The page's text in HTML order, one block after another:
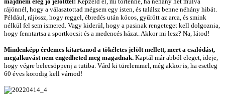
rájönnél, hogy a választottad mégsem egy isten, és találsz benne néhány hibát.
Például, rájössz, hogy reggel, ébredés után kócos, gyűrött az arca, és smink
nélkül fel sem ismered. Vagy kiderül, hogy a pasinak rengeteget kell dolgoznia,
hogy fenntartsa a sportkocsit és a medencés házat. Akkor mi lesz? Na, látod!
Mindenképp érdemes kitartanod a tökéletes jelölt mellett, mert a csalódást,
megalkuvást nem engedheted meg magadnak. Kaptál már abból eleget, ideje,
hogy végre belecsöppenj a tutiba. Várd ki türelemmel, még akkor is, ha esetleg
60 éves korodig kell várnod!